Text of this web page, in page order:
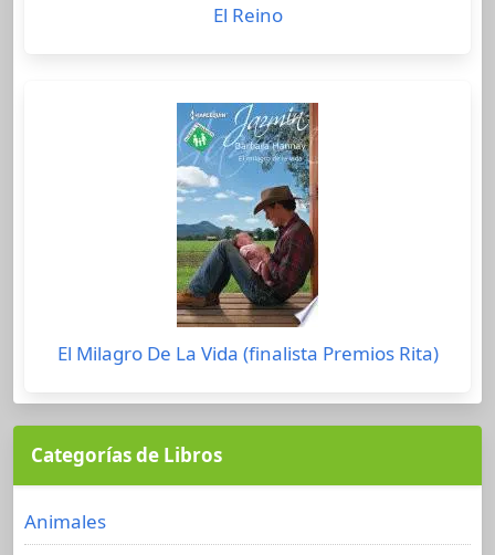
El Reino
El Milagro De La Vida (finalista Premios Rita)
Categorías de Libros
Animales